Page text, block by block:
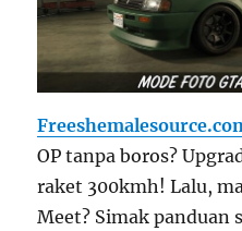
OP tanpa boros?
raket 300kmh! Lalu,
Meet? Simak panduan